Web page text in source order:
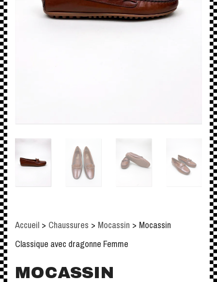
Accueil > Chaussures > Mocassin > Mocassin
Classique avec dragonne Femme
MOCASSIN